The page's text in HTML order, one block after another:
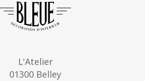
L'Atelier
01300 Belley